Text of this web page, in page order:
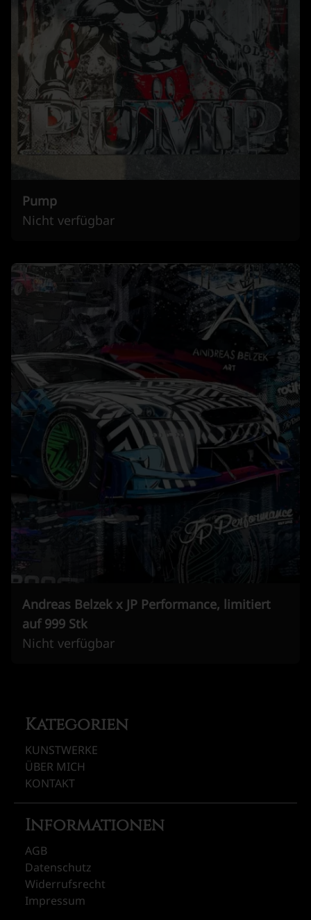
Pump
Nicht verfügbar
Andreas Belzek x JP Performance, limitiert
auf 999 Stk
Nicht verfügbar
Kategorien
KUNSTWERKE
ÜBER MICH
KONTAKT
Informationen
AGB
Datenschutz
Widerrufsrecht
Impressum